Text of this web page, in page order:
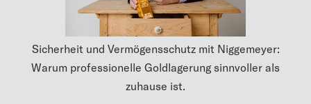
Sicherheit und Vermögensschutz mit Niggemeyer:
Warum professionelle Goldlagerung sinnvoller als
zuhause ist.